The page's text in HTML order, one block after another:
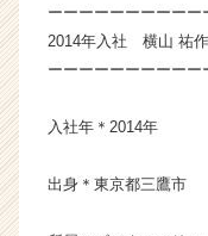
ーーーーーーーーー
2014年入社 横山 祐
ーーーーーーーーー
入社年＊2014年
出身＊東京都三鷹市